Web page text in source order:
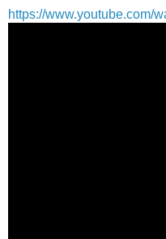
https://www.youtube.com/